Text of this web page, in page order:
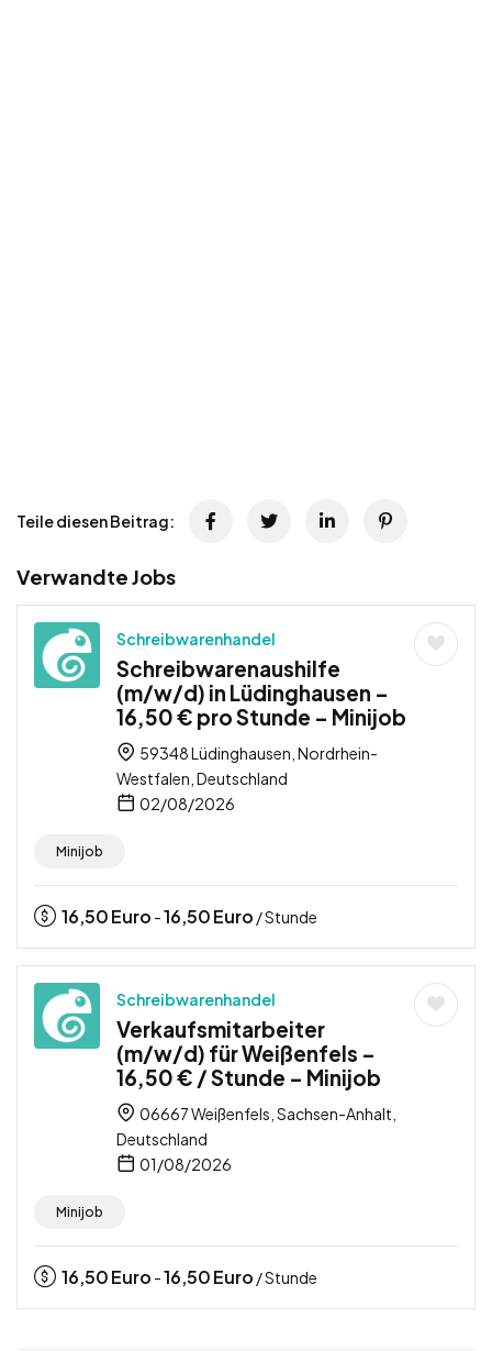
Teile diesen Beitrag:
Verwandte Jobs
Schreibwarenhandel
Schreibwarenaushilfe
(m/w/d) in Lüdinghausen –
16,50 € pro Stunde – Minijob
59348 Lüdinghausen, Nordrhein-
Westfalen, Deutschland
02/08/2026
Minijob
16,50Euro -16,50Euro / Stunde
Schreibwarenhandel
Verkaufsmitarbeiter
(m/w/d) für Weißenfels –
16,50 € / Stunde – Minijob
06667 Weißenfels, Sachsen-Anhalt,
Deutschland
01/08/2026
Minijob
16,50Euro -16,50Euro / Stunde